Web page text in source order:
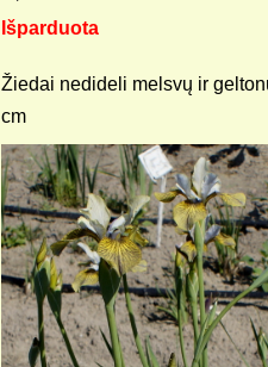
Išparduota
Žiedai nedideli melsvų ir
cm